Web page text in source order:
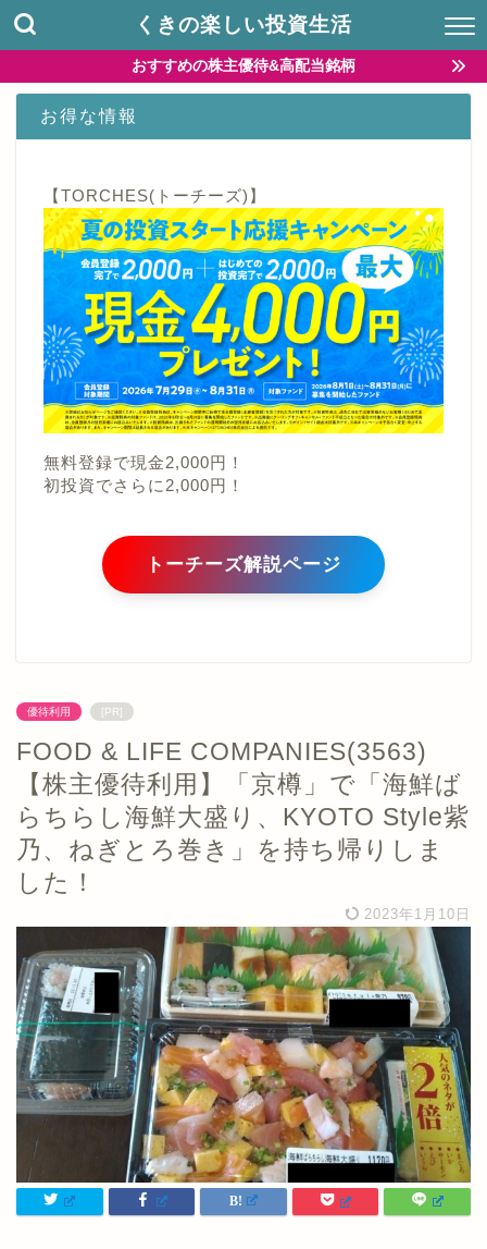
くきの楽しい投資生活
おすすめの株主優待&高配当銘柄
お得な情報
【TORCHES(トーチーズ)】
無料登録で現金2,000円！
初投資でさらに2,000円！
トーチーズ解説ページ
優待利用 [PR]
FOOD & LIFE COMPANIES(3563)
【株主優待利用】「京樽」で「海鮮ば
らちらし海鮮大盛り、KYOTO Style紫
乃、ねぎとろ巻き」を持ち帰りしま
した！
2023年1月10日